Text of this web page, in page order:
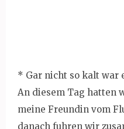
* Gar nicht so kalt war
An diesem Tag hatten
meine Freundin vom
danach fuhren wir